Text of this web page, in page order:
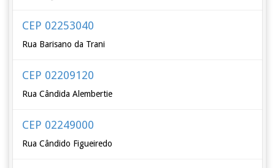
CEP 02253040
Rua Barisano da Trani
CEP 02209120
Rua Cândida Alembertie
CEP 02249000
Rua Cândido Figueiredo